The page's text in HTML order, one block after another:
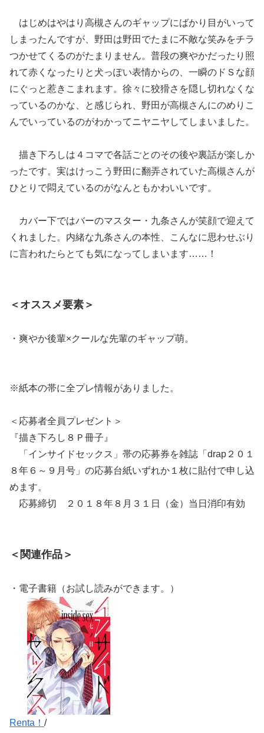
はじめはやはり高槻さんのギャップにばかり目がいって
しまったんですが、野田は野田でたまに不敵な笑みをチラ
つかせてくるのがたまりません。普段の爽やかだったり照
れて赤くなったりと犬っぽい表情からの、一瞬のドＳな顔
にぐっと惹きこまれます。徐々に狡猾さを隠し切れなくな
っているのかな、と感じられ、野田が高槻さんにのめりこ
んでいっているのがわかってニヤニヤしてしまいました。
描き下ろしは４コマで各話ごとのその後や裏話が楽しか
ったです。実はけっこう野田に翻弄されていた高槻さんが
ひとりで悶えているのがなんともかわいいです。
カバー下ではバーのマスター・九条さんが笑顔で迎えて
くれました。内緒な九条さんの本性、こんなに思わせぶり
に言われたらとても気になってしまいます……！
＜オススメ要素＞
・爽やか後輩×クールな先輩のギャップ萌。
※紙本の帯に全プレ情報がありました。
＜応募者全員プレゼント＞
『描き下ろし８Ｐ冊子』
「インサイドセックス」帯の応募券を雑誌「drap２０１
８年６～９月号」の応募台紙いずれか１枚に貼付で申し込
めます。
応募締切 ２０１８年８月３１日（金）当日消印有効
＜関連作品＞
・電子書籍（お試し読みができます。）
Renta！ /